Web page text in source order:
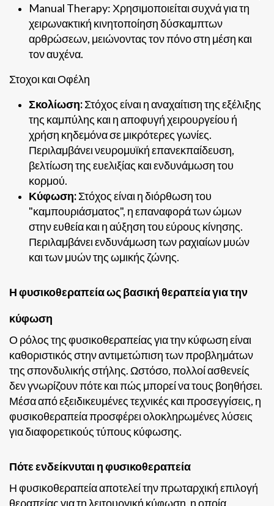
Manual Therapy: Χρησιμοποιείται συχνά για τη
χειρωνακτική κινητοποίηση δύσκαμπτων
αρθρώσεων, μειώνοντας τον πόνο στη μέση και
τον αυχένα.
Στοχοι και Οφέλη
Σκολίωση:Στόχος είναι η αναχαίτιση της εξέλιξης
της καμπύλης και η αποφυγή χειρουργείου ή
χρήση κηδεμόνα σε μικρότερες γωνίες.
Περιλαμβάνει νευρομυϊκή επανεκπαίδευση,
βελτίωση της ευελιξίας και ενδυνάμωση του
κορμού.
Κύφωση:Στόχος είναι η διόρθωση του
"καμπουριάσματος", η επαναφορά των ώμων
στην ευθεία και η αύξηση του εύρους κίνησης.
Περιλαμβάνει ενδυνάμωση των ραχιαίων μυών
και των μυών της ωμικής ζώνης.
Η φυσικοθεραπεία ως βασική θεραπεία για την
κύφωση
Ο ρόλος της φυσικοθεραπείας για την κύφωση είναι
καθοριστικός στην αντιμετώπιση των προβλημάτων
της σπονδυλικής στήλης. Ωστόσο, πολλοί ασθενείς
δεν γνωρίζουν πότε και πώς μπορεί να τους βοηθήσει.
Μέσα από εξειδικευμένες τεχνικές και προσεγγίσεις, η
φυσικοθεραπεία προσφέρει ολοκληρωμένες λύσεις
για διαφορετικούς τύπους κύφωσης.
Πότε ενδείκνυται η φυσικοθεραπεία
Η φυσικοθεραπεία αποτελεί την πρωταρχική επιλογή
θεραπείας για τη λειτουργική κύφωση, η οποία